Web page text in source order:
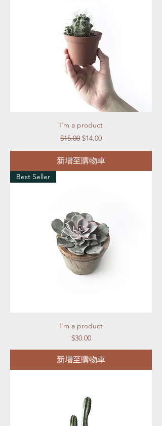
I'm a product
一般價格
$15.00 促銷價格
$14.00
新增至購物車
Best Seller
I'm a product
價格
$30.00
新增至購物車